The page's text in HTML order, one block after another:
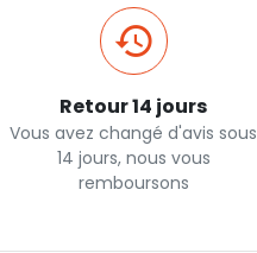
Retour 14 jours
Vous avez changé d'avis sous
14 jours, nous vous
remboursons